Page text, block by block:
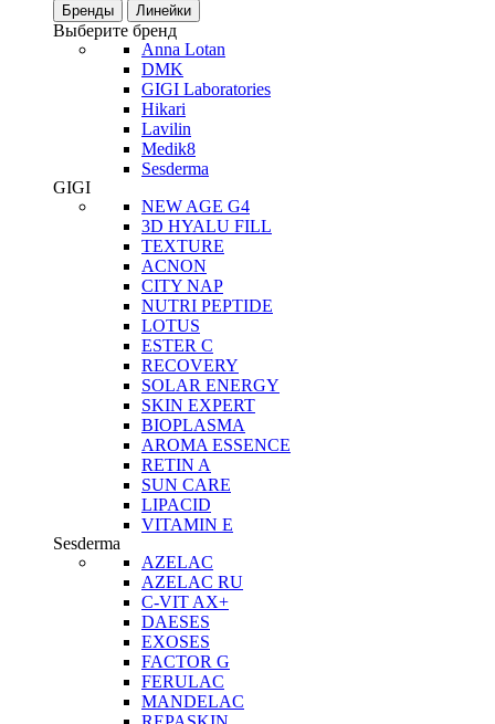
Бренды Линейки
Выберите бренд
Anna Lotan
DMK
GIGI Laboratories
Hikari
Lavilin
Medik8
Sesderma
GIGI
NEW AGE G4
3D HYALU FILL
TEXTURE
ACNON
CITY NAP
NUTRI PEPTIDE
LOTUS
ESTER C
RECOVERY
SOLAR ENERGY
SKIN EXPERT
BIOPLASMA
AROMA ESSENCE
RETIN A
SUN CARE
LIPACID
VITAMIN E
Sesderma
AZELAC
AZELAC RU
C-VIT AX+
DAESES
EXOSES
FACTOR G
FERULAC
MANDELAC